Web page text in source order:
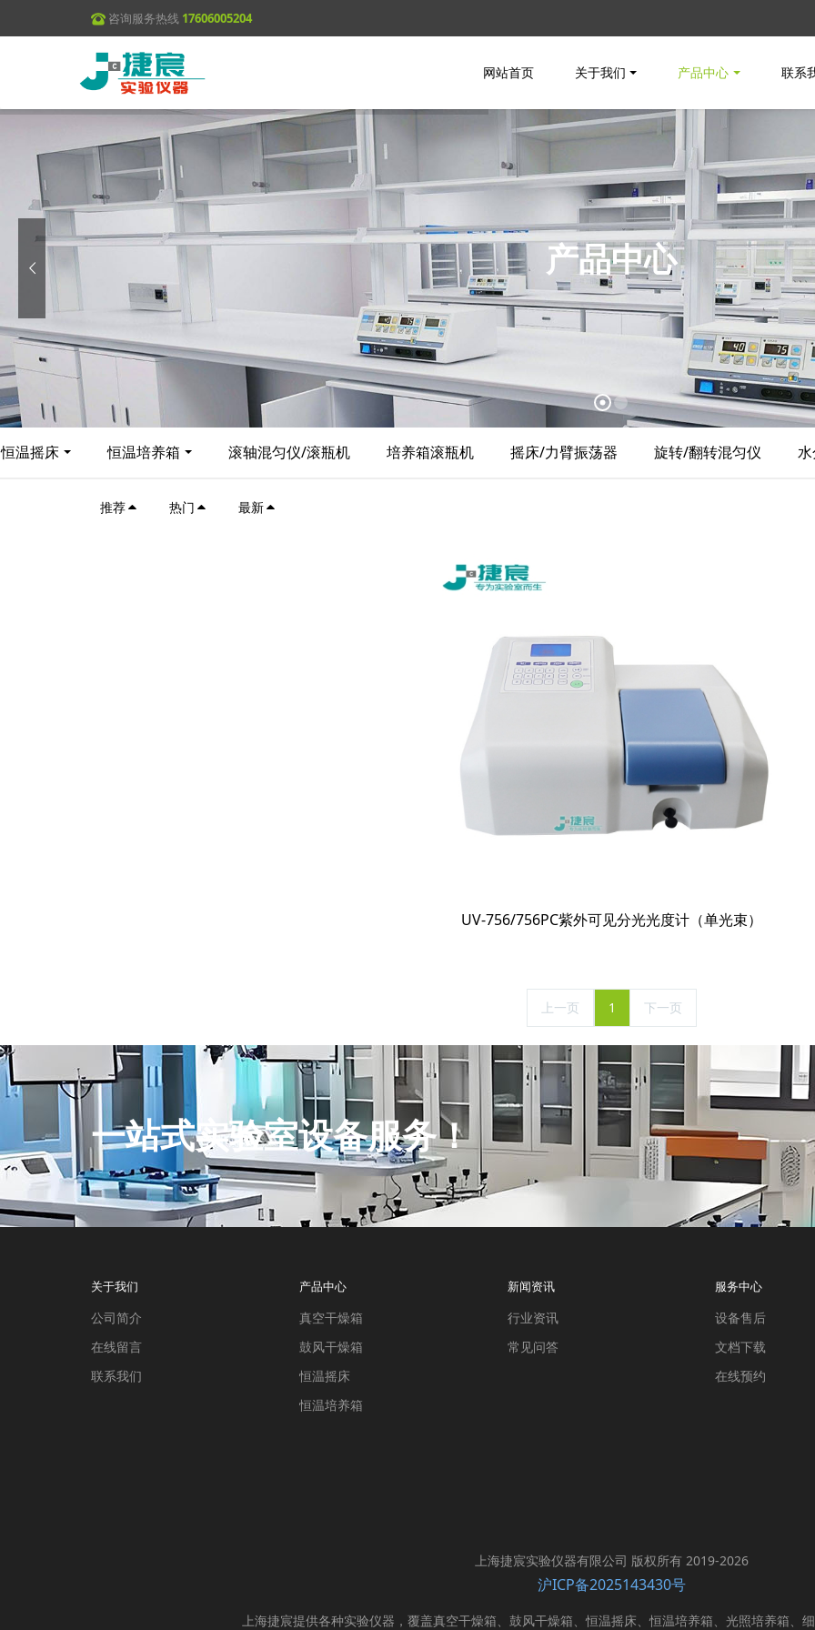
咨询服务热线 17606005204
网站首页 关于我们 产品中心 联系
产品中心
恒温摇床 恒温培养箱 滚轴混匀仪/滚瓶机 培养箱滚瓶机 摇床/力臂振荡器 旋转/翻转混匀仪
推荐 热门 最新
UV-756/756PC紫外可见分光光度计（单光束）
上一页 1 下一页
一站式实验室设备服务！
关于我们
公司简介
在线留言
联系我们
产品中心
真空干燥箱
鼓风干燥箱
恒温摇床
恒温培养箱
新闻资讯
行业资讯
常见问答
服务中心
设备售后
文档下载
在线预约
上海捷宸实验仪器有限公司 版权所有 2019-2026
沪ICP备2025143430号
上海捷宸提供各种实验仪器，覆盖真空干燥箱、鼓风干燥箱、恒温摇床、恒温培养箱、光照培养箱、